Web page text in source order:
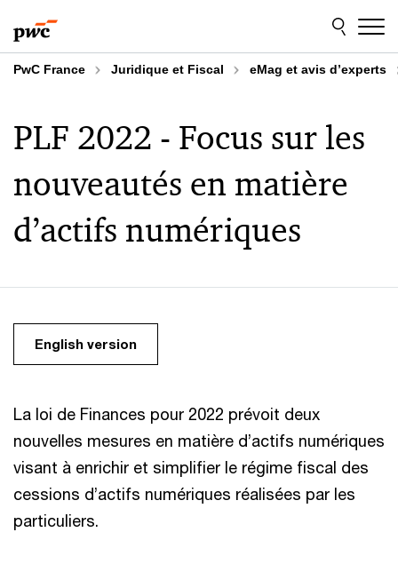
au
contenu
au
pied
dePwC France Juridique et Fiscal eMag et avis d’experts
PLF 2022 - Focus sur les
nouveautés en matière
d’actifs numériques
English version
La loi de Finances pour 2022 prévoit deux
nouvelles mesures en matière d’actifs numériques
visant à enrichir et simplifier le régime fiscal des
cessions d’actifs numériques réalisées par les
particuliers.